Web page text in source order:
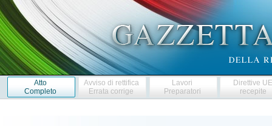
Atto
Completo
Avviso di rettifica
Errata corrige
Lavori
Preparatori
Direttive
recepite